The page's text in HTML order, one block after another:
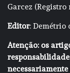
Garcez (Registro
Editor: Demétrio
Atenção: os